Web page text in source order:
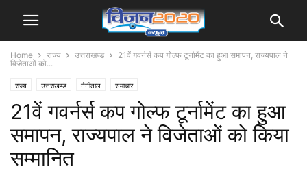
Home राज्य उत्तराखण्ड
21वें गवर्नर्स कप गोल्फ टूर्नामेंट का हुआ समापन, राज्यपाल ने
विजेताओं को...
राज्य उत्तराखण्ड नैनीताल समाचार
21वें गवर्नर्स कप गोल्फ टूर्नामेंट का हुआ
समापन, राज्यपाल ने विजेताओं को किया
सम्मानित